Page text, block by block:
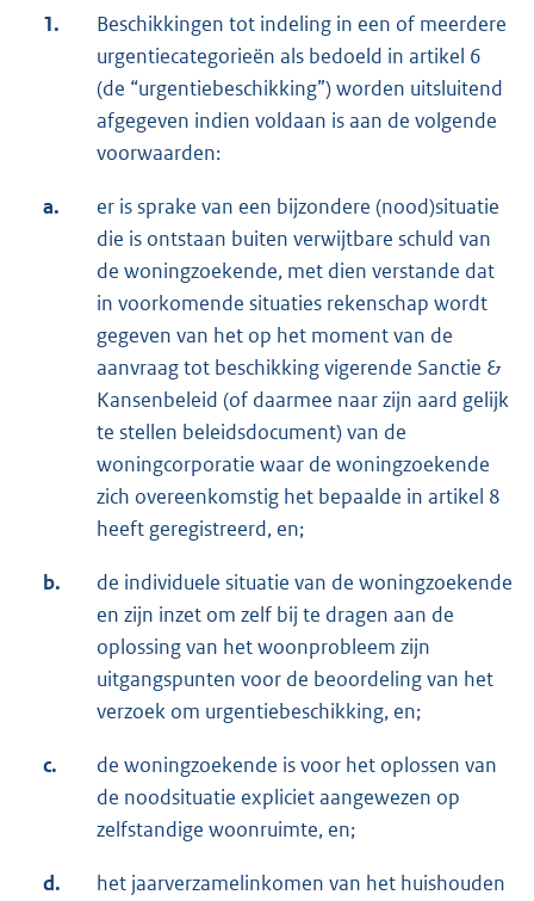
1.
Beschikkingen tot indeling in een of meerdere
urgentiecategorieën als bedoeld in artikel 6
(de “urgentiebeschikking”) worden uitsluitend
afgegeven indien voldaan is aan de volgende
voorwaarden:
a.
er is sprake van een bijzondere (nood)situatie
die is ontstaan buiten verwijtbare schuld van
de woningzoekende, met dien verstande dat
in voorkomende situaties rekenschap wordt
gegeven van het op het moment van de
aanvraag tot beschikking vigerende Sanctie &
Kansenbeleid (of daarmee naar zijn aard gelijk
te stellen beleidsdocument) van de
woningcorporatie waar de woningzoekende
zich overeenkomstig het bepaalde in artikel 8
heeft geregistreerd, en;
b.
de individuele situatie van de woningzoekende
en zijn inzet om zelf bij te dragen aan de
oplossing van het woonprobleem zijn
uitgangspunten voor de beoordeling van het
verzoek om urgentiebeschikking, en;
c.
de woningzoekende is voor het oplossen van
de noodsituatie expliciet aangewezen op
zelfstandige woonruimte, en;
d.
het jaarverzamelinkomen van het huishouden